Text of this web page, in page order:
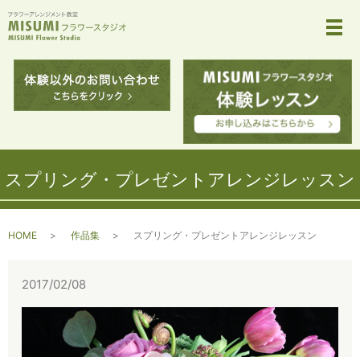
メ
スプリング・プレゼントアレンジレッスン
HOME 作品集 スプリング・プレゼントアレンジレッスン
2017/02/08